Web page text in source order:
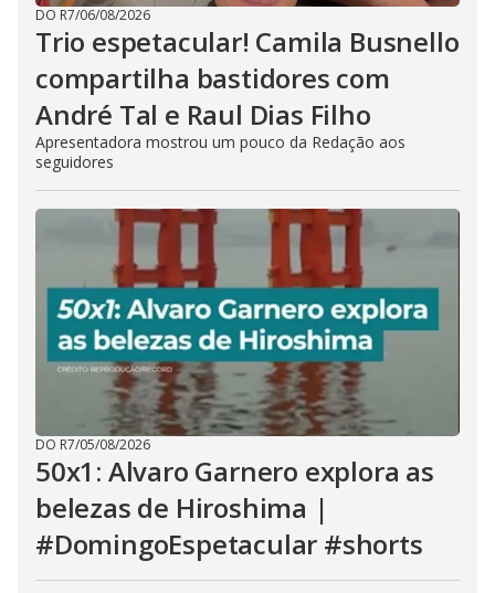
DO R7/06/08/2026
Trio espetacular! Camila Busnello
compartilha bastidores com
André Tal e Raul Dias Filho
Apresentadora mostrou um pouco da Redação aos
seguidores
DO R7/05/08/2026
50x1: Alvaro Garnero explora as
belezas de Hiroshima |
#DomingoEspetacular #shorts